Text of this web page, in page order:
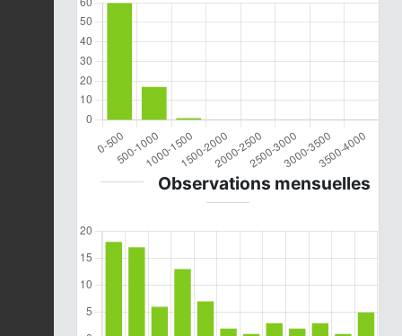
Observations mensuelles